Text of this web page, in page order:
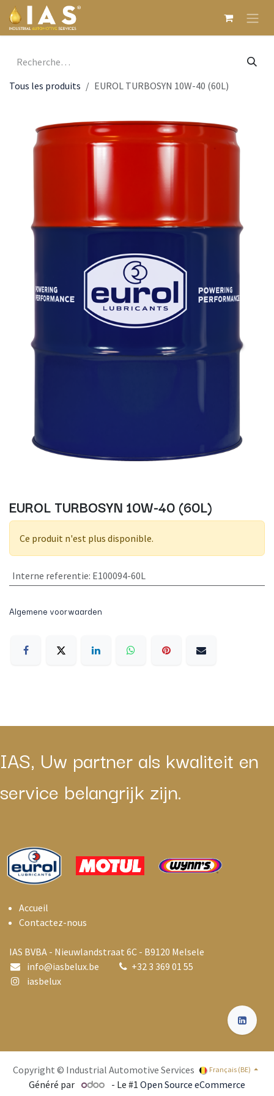
Se rendre au contenu
Tous les produits EUROL TURBOSYN 10W-40 (60L)
EUROL TURBOSYN 10W-40 (60L)
Ce produit n'est plus disponible.
Interne referentie: E100094-60L
Algemene voorwaarden
IAS, Uw partner als kwaliteit en
service belangrijk zijn.
Accueil
Contactez-nous
IAS BVBA - Nieuwlandstraat 6C - B9120 Melsele
info@iasbelux.be +32 3 369 01 55
iasbelux
Copyright © Industrial Automotive Services Français (BE)
Généré par - Le #1Open Source eCommerce